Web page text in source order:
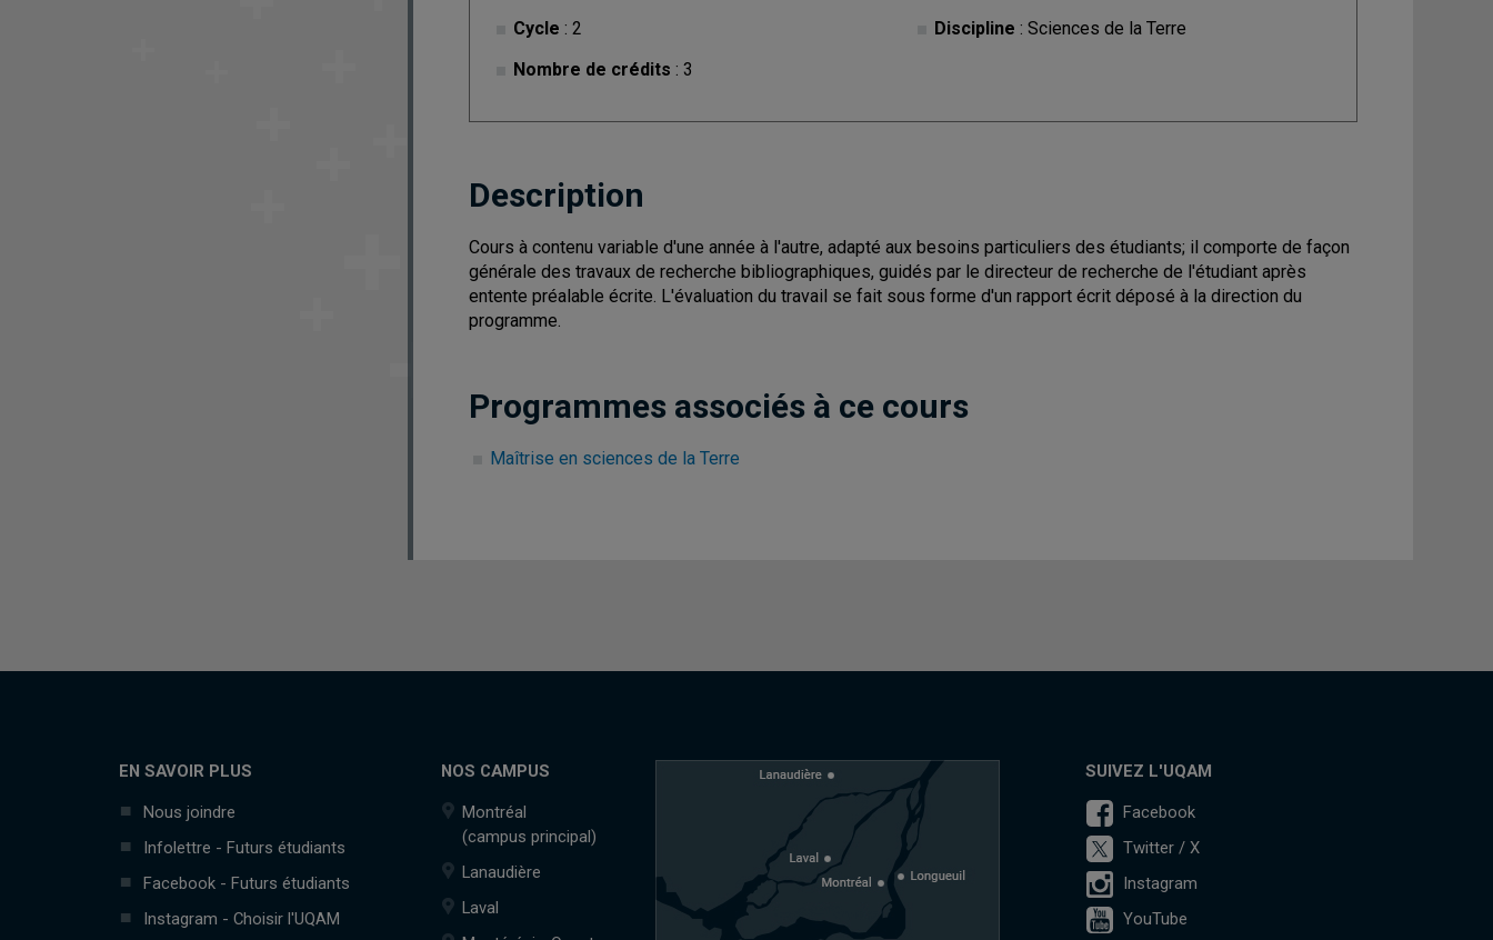
Cycle : 2
Nombre de crédits : 3
Discipline : Sciences de la Terre
Description
Cours à contenu variable d'une année à l'autre, adapté aux besoins particuliers des étudiants; il comporte de façon
générale des travaux de recherche bibliographiques, guidés par le directeur de recherche de l'étudiant après
entente préalable écrite. L'évaluation du travail se fait sous forme d'un rapport écrit déposé à la direction du
programme.
Programmes associés à ce cours
Maîtrise en sciences de la Terre
EN SAVOIR PLUS
Nous joindre
Infolettre - Futurs étudiants
Facebook - Futurs étudiants
Instagram - Choisir l'UQAM
NOS CAMPUS
Montréal
(campus principal)
Lanaudière
Laval
SUIVEZ L'UQAM
Facebook
Twitter / X
Instagram
YouTube